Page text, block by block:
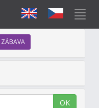
ZÁBAVA
OK